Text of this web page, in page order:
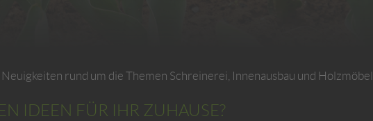
rund um die Themen Schreinerei, Innenausbau und Holzmöbel.
IDEEN FÜR IHR ZUHAUSE?